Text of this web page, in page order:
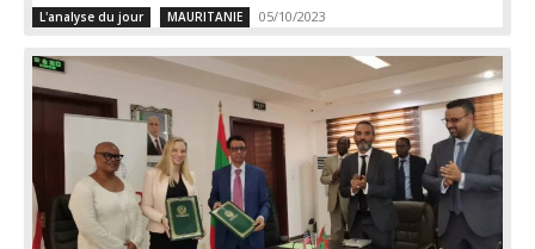
L'analyse du jour MAURITANIE 05/10/2023